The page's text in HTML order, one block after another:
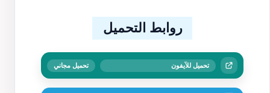
روابط التحميل
تحميل للآيفون تحميل مجاني